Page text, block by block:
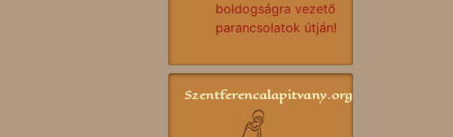
boldogságra vezető
parancsolatok útján!
Szentferencalapitvany.org